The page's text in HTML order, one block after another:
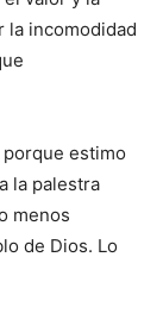
la incomodidad
estimo
la palestra
menos
de Dios. Lo